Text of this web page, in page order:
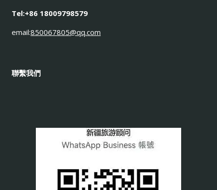
Tel:+86 18009798579
email:850067805@qq.com
聯繫我們